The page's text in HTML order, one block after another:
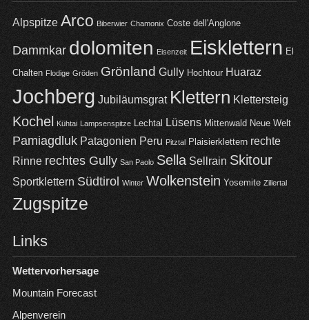
Alpspitze Arco Biberwier Chamonix Coste dell'Anglone
Dammkar dolomiten Eisenzeit Eisklettern El
Chalten Flodige Gröden Grönland Gully Hochtour Huaraz
Jochberg Jubiläumsgrat Klettern Klettersteig
Kochel Kühtai Lampsenspitze Lechtal Lüsens Mittenwald Neue Welt
Pamiagdluk Patagonien Peru Pitztal Plaisierklettern rechte
Rinne rechtes Gully San Paolo Sella Sellrain Skitour
Sportklettern Südtirol Winter Wolkenstein Yosemite Zillertal
Zugspitze
Links
Wettervorhersage
Mountain Forecast
Alpenverein